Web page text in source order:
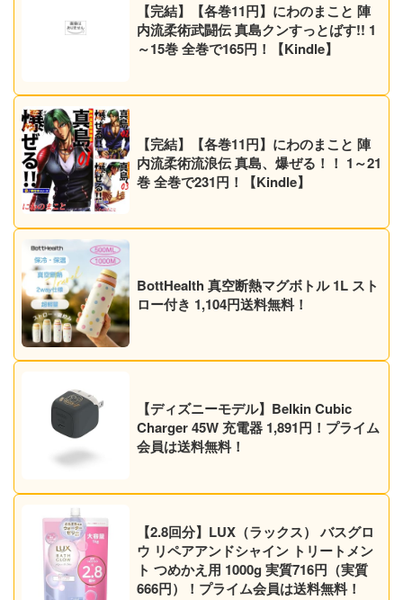
【完結】【各巻11円】にわのまこと 陣
内流柔術武闘伝 真島クンすっとばす!! 1
～15巻 全巻で165円！【Kindle】
【完結】【各巻11円】にわのまこと 陣
内流柔術流浪伝 真島、爆ぜる！！ 1～21
巻 全巻で231円！【Kindle】
BottHealth 真空断熱マグボトル 1L スト
ロー付き 1,104円送料無料！
【ディズニーモデル】Belkin Cubic
Charger 45W 充電器 1,891円！プライム
会員は送料無料！
【2.8回分】LUX（ラックス） バスグロ
ウ リペアアンドシャイン トリートメン
ト つめかえ用 1000g 実質716円（実質
666円）！プライム会員は送料無料！